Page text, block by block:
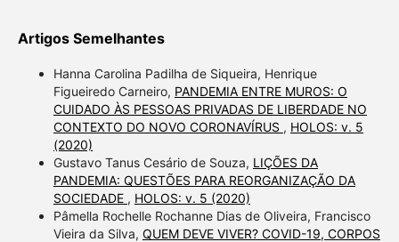
Artigos Semelhantes
Hanna Carolina Padilha de Siqueira, Henrique
Figueiredo Carneiro, PANDEMIA ENTRE MUROS: O
CUIDADO ÀS PESSOAS PRIVADAS DE LIBERDADE NO
CONTEXTO DO NOVO CORONAVÍRUS , HOLOS: v. 5
(2020)
Gustavo Tanus Cesário de Souza, LIÇÕES DA
PANDEMIA: QUESTÕES PARA REORGANIZAÇÃO DA
SOCIEDADE , HOLOS: v. 5 (2020)
Pâmella Rochelle Rochanne Dias de Oliveira, Francisco
Vieira da Silva, QUEM DEVE VIVER? COVID-19, CORPOS